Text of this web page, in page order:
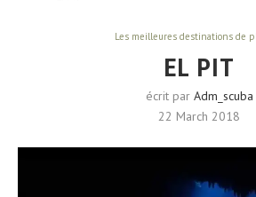
Les meilleures destinations de
EL PIT
écrit par Adm_scuba
22 March 2018